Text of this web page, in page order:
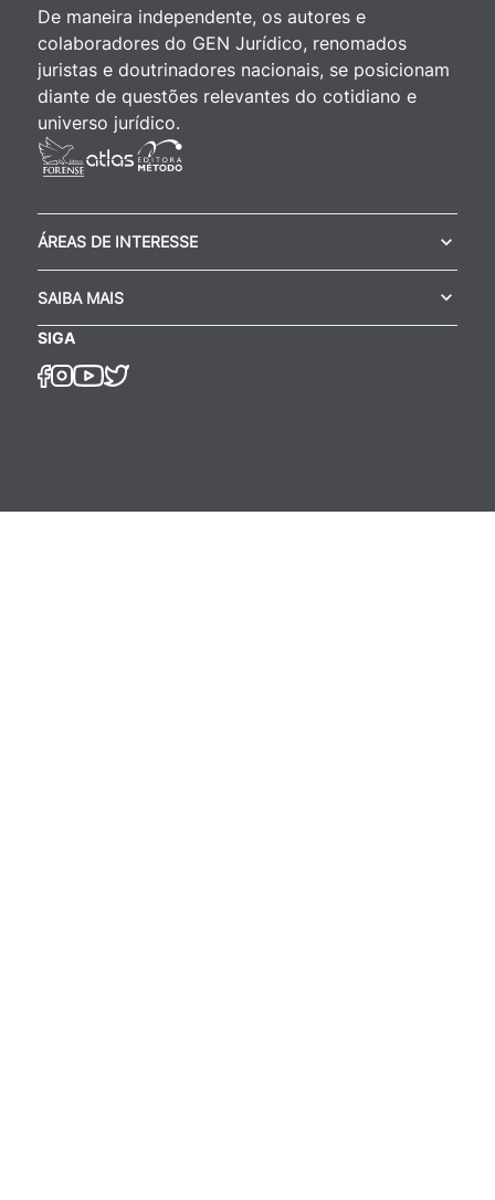
De maneira independente, os autores e
colaboradores do GEN Jurídico, renomados
juristas e doutrinadores nacionais, se posicionam
diante de questões relevantes do cotidiano e
universo jurídico.
ÁREAS DE INTERESSE
SAIBA MAIS
SIGA